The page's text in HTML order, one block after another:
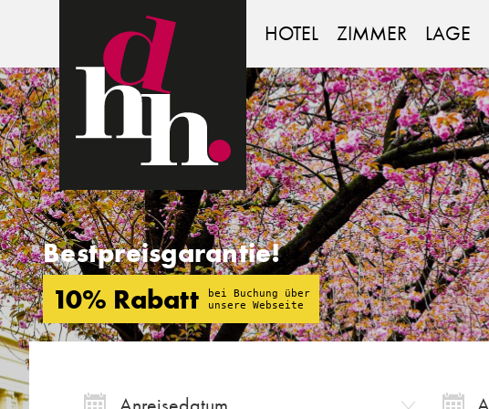
DEUTSCHES HOTEL ZIMMER LAGE
Bestpreisgarantie!
10% Rabatt
bei Buchung über
unsere Webseite